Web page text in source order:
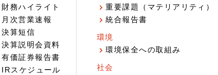
財務ハイライト
月次営業速報
決算短信
決算説明会資料
有価証券報告書
IRスケジュール
重要課題（マテリアリティ）
統合報告書
環境
環境保全への取組み
社会